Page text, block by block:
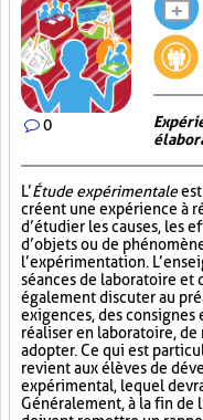
0
L’Étude expérimentaleest
créent une expérience à
d’étudier les causes, les
d’objets ou de
l’expérimentation.
séances de laboratoire et
également discuter au
exigences, des consignes
réaliser en laboratoire,
adopter. Ce qui est
revient aux élèves de
expérimental, lequel
Généralement, à la fin de